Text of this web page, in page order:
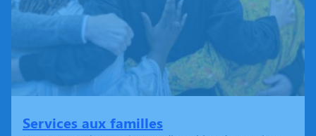
Services aux familles